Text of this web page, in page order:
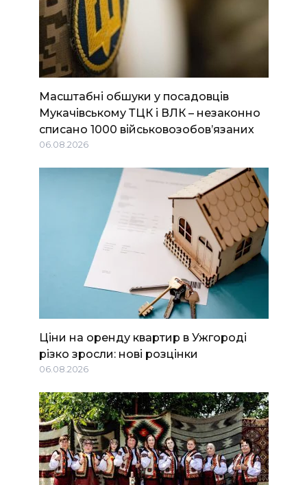
Масштабні обшуки у посадовців
Мукачівському ТЦК і ВЛК – незаконно
списано 1000 військовозобов’язаних
06.08.2026
Ціни на оренду квартир в Ужгороді
різко зросли: нові розцінки
06.08.2026